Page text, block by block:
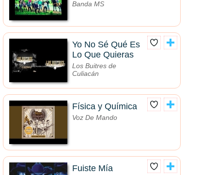
Banda MS
Yo No Sé Qué Es
Lo Que Quieras
Los Buitres de
Culiacán
Física y Química
Voz De Mando
Fuiste Mía